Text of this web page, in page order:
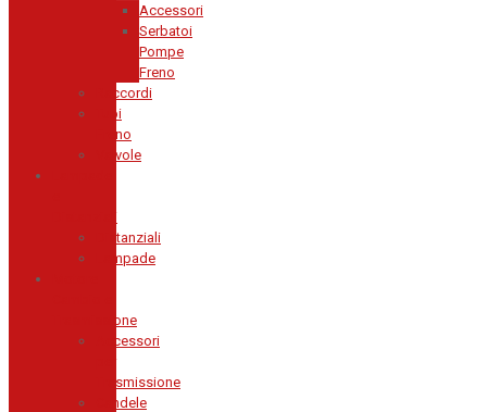
Accessori
Serbatoi
Pompe
Freno
Raccordi
Tubi
Freno
Valvole
Distanziali
Distanziali
Lampade
Trasmissione
Accessori
Trasmissione
Candele